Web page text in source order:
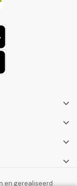




en gerealiseerd